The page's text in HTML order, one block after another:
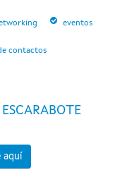
eventos
contactos
aquí